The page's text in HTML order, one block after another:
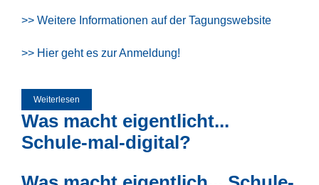
>> Weitere Informationen auf der Tagungswebsite
>> Hier geht es zur Anmeldung!
Weiterlesen
Was macht eigentlicht...
Schule-mal-digital?